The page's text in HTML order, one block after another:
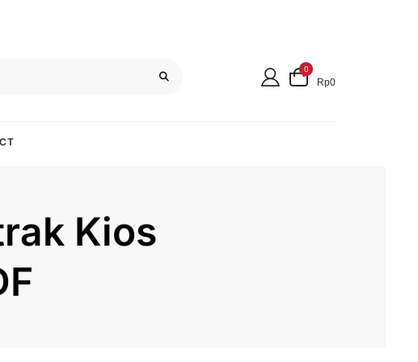
0
Rp0
Kios